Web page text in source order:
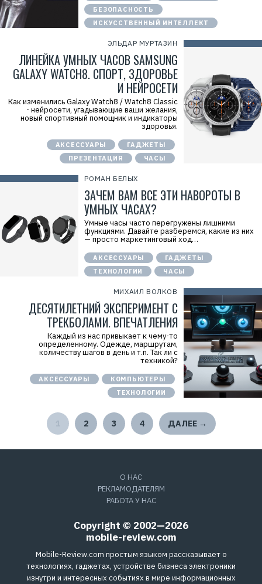
БЕЗОПАСНОСТЬ
ИСКУССТВЕННЫЙ ИНТЕЛЛЕКТ
ЭЛЬДАР МУРТАЗИН
ЛИНЕЙКА УМНЫХ ЧАСОВ SAMSUNG
GALAXY WATCH8. СПОРТ, ЗДОРОВЬЕ
И НЕЙРОСЕТИ
Как изменились Galaxy Watch8 / Watch8 Classic
- нейросети, угадывающие ваши желания,
новый спортивный помощник и индикаторы
здоровья.
АКСЕССУАРЫ
ГАДЖЕТЫ
ПРЕЗЕНТАЦИЯ
ЧАСЫ
РОМАН БЕЛЫХ
ЗАЧЕМ ВАМ ВСЕ ЭТИ НАВОРОТЫ В
УМНЫХ ЧАСАХ?
Умные часы часто перегружены лишними
функциями. Давайте разберемся, какие из них
— просто маркетинговый ход…
АКСЕССУАРЫ
ГАДЖЕТЫ
ТЕХНОЛОГИИ
ЧАСЫ
МИХАИЛ ВОЛКОВ
ДЕСЯТИЛЕТНИЙ ЭКСПЕРИМЕНТ С
ТРЕКБОЛАМИ. ВПЕЧАТЛЕНИЯ
Каждый из нас привыкает к чему-то
определенному. Одежде, маршрутам,
количеству шагов в день и т.п. Так ли с
техникой?
АКСЕССУАРЫ
КОМПЬЮТЕРЫ
ТЕХНОЛОГИИ
2 3 4 ДАЛЕЕ →
О НАС
РЕКЛАМОДАТЕЛЯМ
РАБОТА У НАС
Copyright © 2002—2026
mobile-review.com
Mobile-Review.com простым языком рассказывает о
технологиях, гаджетах, устройстве бизнеса электроники
изнутри и интересных событиях в мире информационных